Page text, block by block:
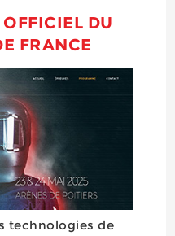
DU
FRANCE
technologies de